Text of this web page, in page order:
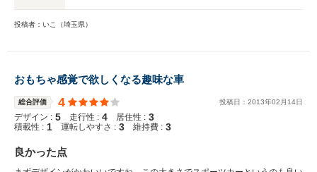
投稿者：いこ（埼玉県）
おもちゃ感覚で欲しくなる趣味な車
総合評価 4 投稿日： 2013年02 月 14日
デザイン : 5 走行性 : 4 居住性 : 3
積載性 : 1 運転しやすさ : 3 維持費 : 3
良かった点